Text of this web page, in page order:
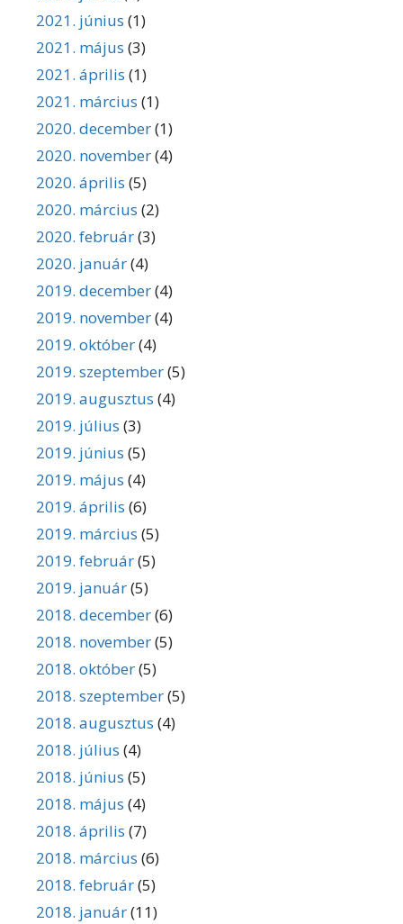
2021. június (1)
2021. május (3)
2021. április (1)
2021. március (1)
2020. december(1)
2020. november(4)
2020. április (5)
2020. március (2)
2020. február(3)
2020. január(4)
2019. december(4)
2019. november(4)
2019. október(4)
2019. szeptember(5)
2019. augusztus (4)
2019. július (3)
2019. június (5)
2019. május (4)
2019. április (6)
2019. március (5)
2019. február(5)
2019. január(5)
2018. december(6)
2018. november(5)
2018. október(5)
2018. szeptember(5)
2018. augusztus (4)
2018. július (4)
2018. június (5)
2018. május (4)
2018. április (7)
2018. március (6)
2018. február(5)
2018. január(11)